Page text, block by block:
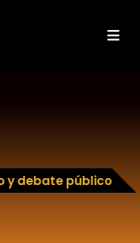
y debate público